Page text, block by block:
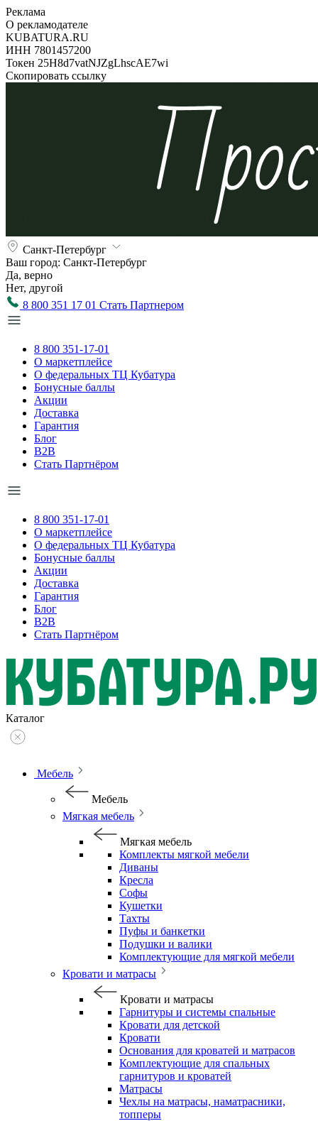
Реклама
О рекламодателе
KUBATURA.RU
ИНН 7801457200
Токен 25H8d7vatNJZgLhscAE7wi
Скопировать ссылку
Санкт-Петербург
Ваш город: Санкт-Петербург
Да, верно
Нет, другой
8 800 351 17 01 Стать Партнером
8 800 351-17-01
О маркетплейсе
О федеральных ТЦ Кубатура
Бонусные баллы
Акции
Доставка
Гарантия
Блог
B2B
Стать Партнёром
8 800 351-17-01
О маркетплейсе
О федеральных ТЦ Кубатура
Бонусные баллы
Акции
Доставка
Гарантия
Блог
B2B
Стать Партнёром
Каталог
Мебель
Мебель
Мягкая мебель
Мягкая мебель
Комплекты мягкой мебели
Диваны
Кресла
Софы
Кушетки
Тахты
Пуфы и банкетки
Подушки и валики
Комплектующие для мягкой мебели
Кровати и матрасы
Кровати и матрасы
Гарнитуры и системы спальные
Кровати для детской
Кровати
Основания для кроватей и матрасов
Комплектующие для спальных
гарнитуров и кроватей
Матрасы
Чехлы на матрасы, наматрасники,
топперы